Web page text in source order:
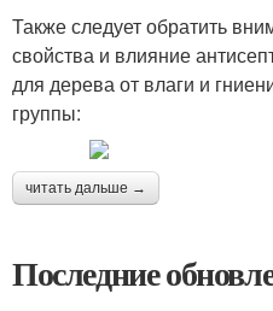
Также следует обратить
свойства и влияние
для дерева от влаги и
группы:
читать дальше →
Последние